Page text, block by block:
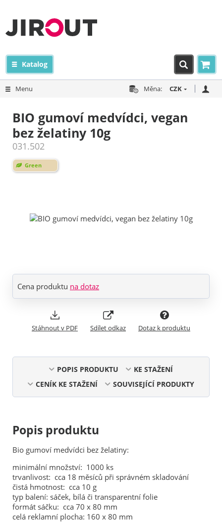
Katalog
Menu Měna: CZK
BIO gumoví medvídci, vegan
bez želatiny 10g
031.502
Green
Cena produktu na dotaz
Stáhnout v PDF Sdílet odkaz Dotaz k produktu
POPIS PRODUKTU
KE STAŽENÍ
CENÍK KE STAŽENÍ
SOUVISEJÍCÍ PRODUKTY
Popis produktu
Bio gumoví medvídci bez želatiny:
minimální množství: 1000 ks
trvanlivost: cca 18 měsíců při správném skladování
čistá hmotnost: cca 10 g
typ balení: sáček, bílá či transparentní folie
formát sáčku: cca 70 x 80 mm
celá reklamní plocha: 160 x 80 mm